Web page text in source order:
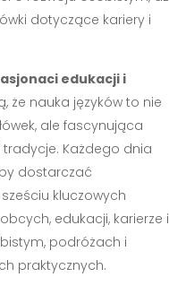
dotyczące kariery i
edukacji i
że nauka języków to nie
ale fascynująca
Każdego dnia
dostarczać
kluczowych
edukacji, karierze i
podróżach i
praktycznych.